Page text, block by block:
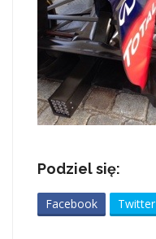
Podziel się:
Facebook Twitter